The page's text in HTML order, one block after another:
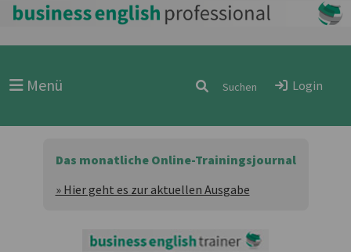
Menü Login
Das monatliche Online-Trainingsjournal
» Hier geht es zur aktuellen Ausgabe